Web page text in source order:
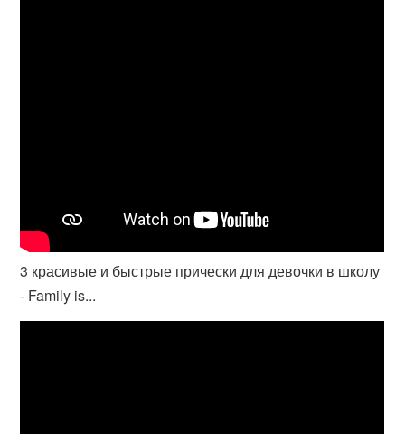
3 красивые и быстрые прически для девочки в школу
- Family is...